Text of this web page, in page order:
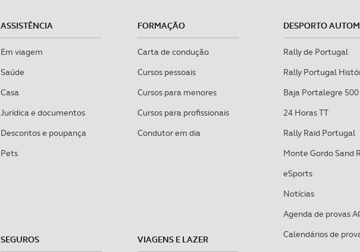
ASSISTÊNCIA
Em viagem
Saúde
Casa
Jurídica e documentos
Descontos e poupança
Pets
FORMAÇÃO
Carta de condução
Cursos pessoais
Cursos para menores
Cursos para profissionais
Condutor em dia
SEGUROS VIAGENS E LAZER
DESPORTO
Rally de Portugal
Rally Portugal
Baja Portalegre 500
24 Horas TT
Rally Raid Portugal
Monte Gordo Sand
eSports
Notícias
Agenda de provas
Calendários de